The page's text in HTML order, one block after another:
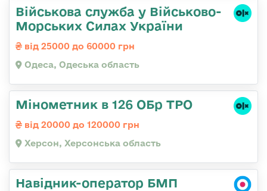
Військова служба у Військово-
Морських Силах України
від 25000 до 60000 грн
Одеса, Одеська область
Мінометник в 126 ОБр ТРО
від 20000 до 120000 грн
Херсон, Херсонська область
Навідник-оператор БМП